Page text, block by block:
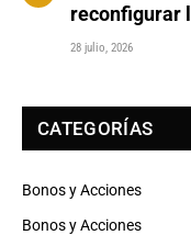
reconfigurar
28 julio, 2026
CATEGORÍAS
Bonos y Acciones
Bonos y Acciones